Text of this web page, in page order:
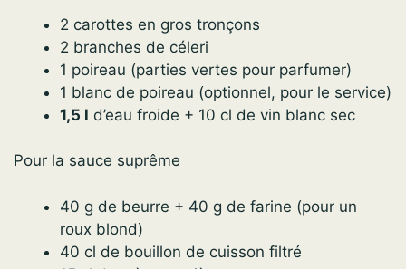
2 carottes en gros tronçons
2 branches de céleri
1 poireau (parties vertes pour parfumer)
1 blanc de poireau (optionnel, pour le service)
1,5 l d’eau froide + 10 cl de vin blanc sec
Pour la sauce suprême
40 g de beurre + 40 g de farine (pour un
roux blond)
40 cl de bouillon de cuisson filtré